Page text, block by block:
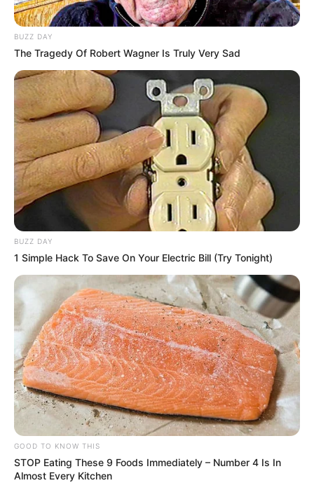
BUZZ DAY
The Tragedy Of Robert Wagner Is Truly Very Sad
BUZZ DAY
1 Simple Hack To Save On Your Electric Bill (Try Tonight)
GOOD TO KNOW THIS
STOP Eating These 9 Foods Immediately – Number 4 Is In
Almost Every Kitchen